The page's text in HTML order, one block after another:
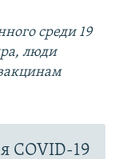
среди 19
люди
COVID-19